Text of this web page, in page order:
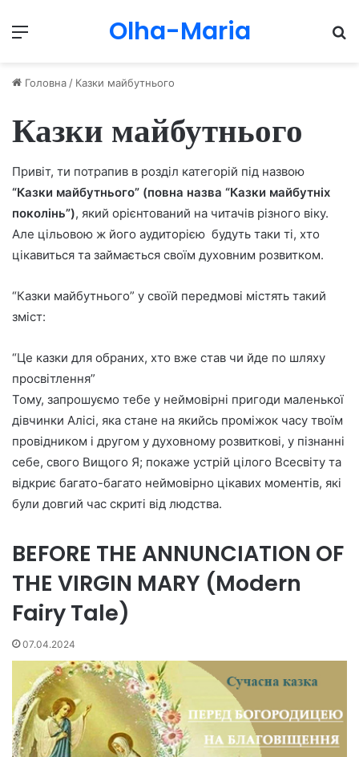
Menu Olha-Maria
Головна / Казки майбутнього
Казки майбутнього
Привіт, ти потрапив в розділ категорій під назвою
“Казки майбутнього” (повна назва “Казки майбутніх
поколінь”), який орієнтований на читачів різного віку.
Але цільовою ж його аудиторією будуть таки ті, хто
цікавиться та займається своїм духовним розвитком.
“Казки майбутнього” у своїй передмові містять такий
зміст:
“Це казки для обраних, хто вже став чи йде по шляху
просвітлення”
Тому, запрошуємо тебе у неймовірні пригоди маленької
дівчинки Алісі, яка стане на якийсь проміжок часу твоїм
провідником і другом у духовному розвиткові, у пізнанні
себе, свого Вищого Я; покаже устрій цілого Всесвіту та
відкриє багато-багато неймовірно цікавих моментів, які
були довгий час скриті від людства.
BEFORE THE ANNUNCIATION OF
THE VIRGIN MARY (Modern
Fairy Tale)
07.04.2024